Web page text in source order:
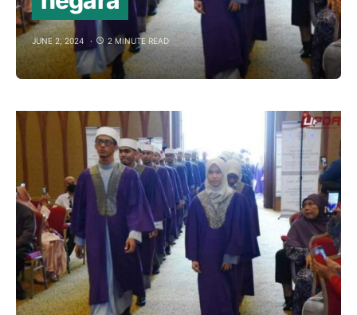
JUNE 2, 2024 2 MINUTE READ